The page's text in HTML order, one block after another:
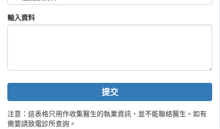
輸入資料
提交
注意：這表格只用作收集醫生的執業資訊，並不能聯絡醫生。如有
需要請致電診所查詢。